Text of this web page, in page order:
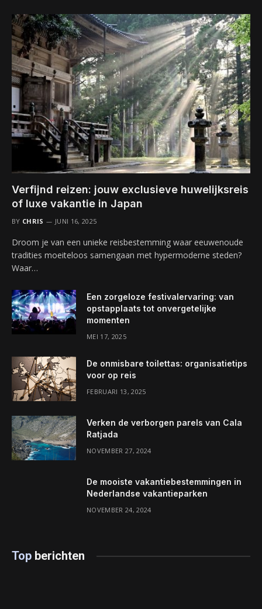
Verfijnd reizen: jouw exclusieve huwelijksreis
of luxe vakantie in Japan
BY CHRIS JUNI 16, 2025
Droom je van een unieke reisbestemming waar eeuwenoude
tradities moeiteloos samengaan met hypermoderne steden?
Waar…
Een zorgeloze festivalervaring: van
opstapplaats tot onvergetelijke
momenten
MEI 17, 2025
De onmisbare toilettas: organisatietips
voor op reis
FEBRUARI 13, 2025
Verken de verborgen parels van Cala
Ratjada
NOVEMBER 27, 2024
De mooiste vakantiebestemmingen in
Nederlandse vakantieparken
NOVEMBER 24, 2024
Top berichten